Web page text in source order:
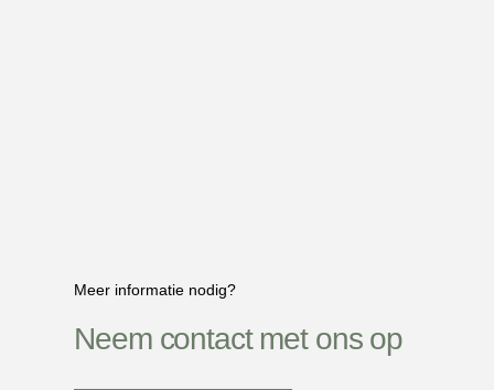
Meer informatie nodig?
Neem contact met ons op